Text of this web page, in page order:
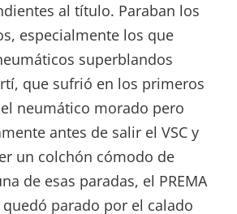
al título. Paraban los
especialmente los que
superblandos
que sufrió en los primeros
neumático morado pero
antes de salir el VSC y
un colchón cómodo de
de esas paradas, el PREMA
parado por el calado